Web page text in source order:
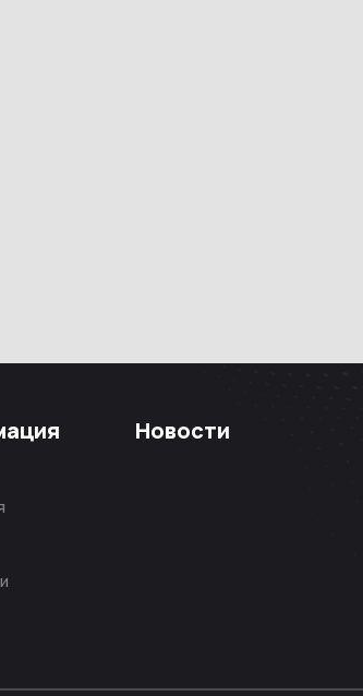
Новости